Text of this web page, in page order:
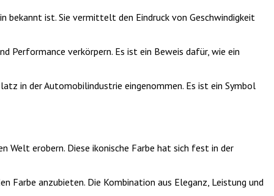
bekannt ist. Sie vermittelt den Eindruck von Geschwindigkeit
Performance verkörpern. Es ist ein Beweis dafür, wie ein
in der Automobilindustrie eingenommen. Es ist ein Symbol
erobern. Diese ikonische Farbe hat sich fest in der
Farbe anzubieten. Die Kombination aus Eleganz, Leistung und